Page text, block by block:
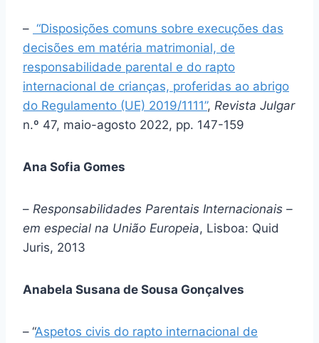
– “Disposições comuns sobre execuções das
decisões em matéria matrimonial, de
responsabilidade parental e do rapto
internacional de crianças, proferidas ao abrigo
do Regulamento (UE) 2019/1111”, Revista Julgar
n.º 47, maio-agosto 2022, pp. 147-159
Ana Sofia Gomes
– Responsabilidades Parentais Internacionais –
em especial na União Europeia, Lisboa: Quid
Juris, 2013
Anabela Susana de Sousa Gonçalves
– “Aspetos civis do rapto internacional de